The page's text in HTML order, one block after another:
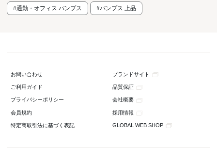
#通勤・オフィス パンプス #パンプス 上品
お問い合わせ ブランドサイト
ご利用ガイド 品質保証
プライバシーポリシー 会社概要
会員規約 採用情報
特定商取引法に基づく表記 GLOBAL WEB SHOP